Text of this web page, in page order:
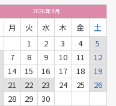
2026年9月
月 火 水 木 金
土
1
2 3 4
5
7 8 9 10 11
12
14 15 16 17 18
19
21 22 23 24 25
26
28 29 30